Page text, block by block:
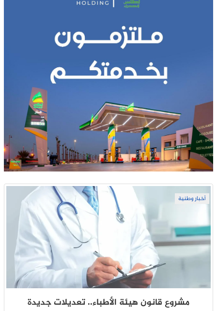
أخبار وطنية
مشروع قانون هيئة الأطباء.. تعديلات جديدة